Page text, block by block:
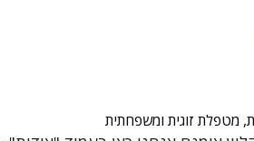
מטפלת זוגית ומשפחתית